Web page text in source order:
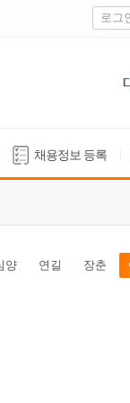
로그
채용정보 등록
양 연길 장춘